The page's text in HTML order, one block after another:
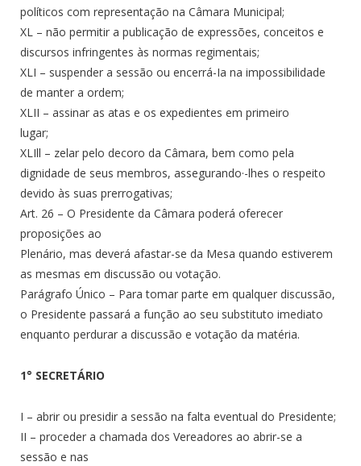
políticos com representação na Câmara Municipal;
XL – não permitir a publicação de expressões, conceitos e
discursos infringentes às normas regimentais;
XLI – suspender a sessão ou encerrá-Ia na impossibilidade
de manter a ordem;
XLII – assinar as atas e os expedientes em primeiro
lugar;
XLIll – zelar pelo decoro da Câmara, bem como pela
dignidade de seus membros, assegurando·-lhes o respeito
devido às suas prerrogativas;
Art. 26 – O Presidente da Câmara poderá oferecer
proposições ao
Plenário, mas deverá afastar-se da Mesa quando estiverem
as mesmas em discussão ou votação.
Parágrafo Único – Para tomar parte em qualquer discussão,
o Presidente passará a função ao seu substituto imediato
enquanto perdurar a discussão e votação da matéria.
1° SECRETÁRIO
I – abrir ou presidir a sessão na falta eventual do Presidente;
II – proceder a chamada dos Vereadores ao abrir-se a
sessão e nas